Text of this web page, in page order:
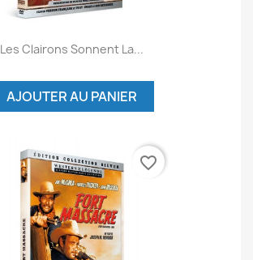
Les Clairons Sonnent La...
AJOUTER AU PANIER
favorite_border